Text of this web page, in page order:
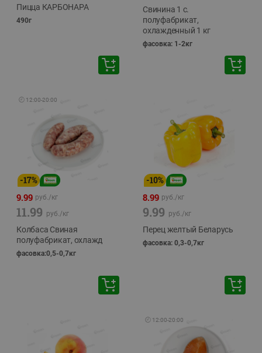
Пицца КАРБОНАРА
490г
Свинина 1 с.
полуфабрикат,
охлажденный 1 кг
фасовка: 1-2кг
🕘 12:00-20:00
-17%
9.99 руб./кг
11.99 руб./кг
Колбаса Свиная
полуфабрикат, охлажд
фасовка:0,5-0,7кг
-10%
8.99 руб./кг
9.99 руб./кг
Перец желтый Беларусь
фасовка: 0,3-0,7кг
🕘 12:00-20:00